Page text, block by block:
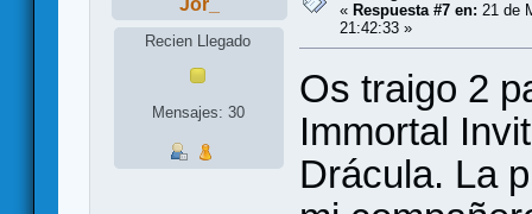
Recien Llegado
Mensajes: 30
« Respuesta #7 en: 21 de
21:42:33 »
Os traigo 2
Immortal
Drácula. La